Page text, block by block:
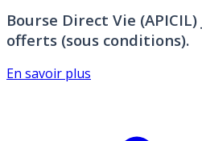
Bourse Direct Vie (APICIL)
offerts (sous conditions).
En savoir plus